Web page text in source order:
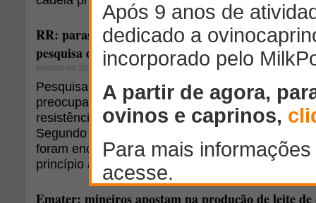
RR: parasitas de ovinos estão mais resistentes a
pesquisa da Embrapa
postado em 21/09/2012
Pesquisa realizada pela Embrapa Roraima
preocupante: alguns vermífugos já não são tão
resistência que os vermes adquiriram a alguns
Segundo o pesquisador Ramayana Braga,
foram encontrados vermes resistentes aos
princípio ativo Albendazol e Ivermectina.
Emater: mineiros apostam na produção de leite de